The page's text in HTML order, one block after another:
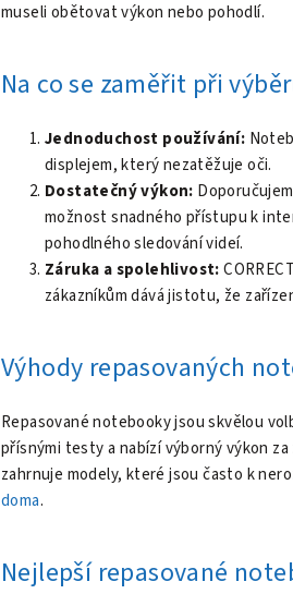
museli obětovat výkon nebo pohodlí.
Na co se zaměřit při
Jednoduchost používání:
displejem, který nezatěžuje oči.
Dostatečný výkon:
možnost snadného přístupu k
pohodlného sledování videí.
Záruka a spolehlivost:
zákazníkům dává jistotu, že
Výhody repasovaných
Repasované notebooky jsou skvělou
přísnými testy a nabízí výborný výkon
zahrnuje modely, které jsou často k
doma.
Nejlepší repasované